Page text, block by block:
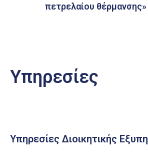
πετρελαίου θέρμανσης»
Υπηρεσίες
Υπηρεσίες Διοικητικής